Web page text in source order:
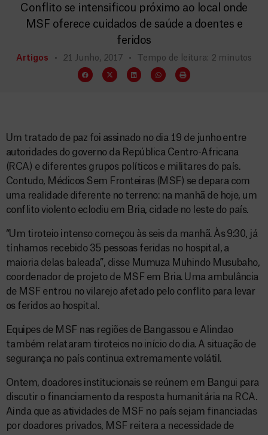
Conflito se intensificou próximo ao local onde
MSF oferece cuidados de saúde a doentes e
feridos
Artigos 21 Junho, 2017 Tempo de leitura: 2 minutos
Um tratado de paz foi assinado no dia 19 de junho entre
autoridades do governo da República Centro-Africana
(RCA) e diferentes grupos políticos e militares do país.
Contudo, Médicos Sem Fronteiras (MSF) se depara com
uma realidade diferente no terreno: na manhã de hoje, um
conflito violento eclodiu em Bria, cidade no leste do país.
“Um tiroteio intenso começou às seis da manhã. Às 9:30, já
tínhamos recebido 35 pessoas feridas no hospital, a
maioria delas baleada”, disse Mumuza Muhindo Musubaho,
coordenador de projeto de MSF em Bria. Uma ambulância
de MSF entrou no vilarejo afetado pelo conflito para levar
os feridos ao hospital.
Equipes de MSF nas regiões de Bangassou e Alindao
também relataram tiroteios no início do dia. A situação de
segurança no país continua extremamente volátil.
Ontem, doadores institucionais se reúnem em Bangui para
discutir o financiamento da resposta humanitária na RCA.
Ainda que as atividades de MSF no país sejam financiadas
por doadores privados, MSF reitera a necessidade de